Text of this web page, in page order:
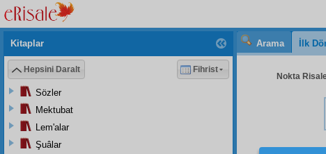
Arama İlk
Nokta
Kitaplar
Hepsini Daralt Fihrist
Sözler
Mektubat
Lem'alar
Şuâlar